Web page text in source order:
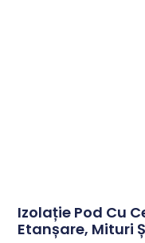
Izolație Pod Cu
Etanșare, Mituri